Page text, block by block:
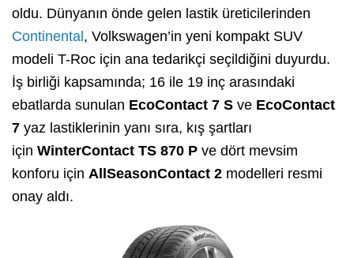
oldu. Dünyanın önde gelen lastik üreticilerinden
Continental , Volkswagen’in yeni kompakt SUV
modeli T-Roc için ana tedarikçi seçildiğini duyurdu.
İş birliği kapsamında; 16 ile 19 inç arasındaki
ebatlarda sunulan EcoContact 7 S ve EcoContact
7 yaz lastiklerinin yanı sıra, kış şartları
için WinterContact TS 870 P ve dört mevsim
konforu için AllSeasonContact 2 modelleri resmi
onay aldı.